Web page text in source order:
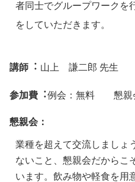
者同士でグループワークを
をしていただきます。
講師︓ 山上 謙二郎 先生
参加費︓例会：無料 懇親
懇親会：
業種を超えて交流しましょ
ないこと、懇親会だからこ
います。飲み物や軽食を用